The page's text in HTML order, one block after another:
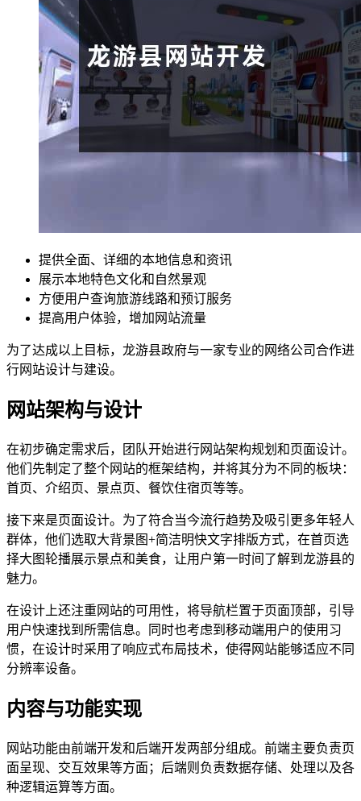
提供全面、详细的本地信息和资讯
展示本地特色文化和自然景观
方便用户查询旅游线路和预订服务
提高用户体验，增加网站流量
为了达成以上目标，龙游县政府与一家专业的网络公司合作进
行网站设计与建设。
网站架构与设计
在初步确定需求后，团队开始进行网站架构规划和页面设计。
他们先制定了整个网站的框架结构，并将其分为不同的板块：
首页、介绍页、景点页、餐饮住宿页等等。
接下来是页面设计。为了符合当今流行趋势及吸引更多年轻人
群体，他们选取大背景图+简洁明快文字排版方式，在首页选
择大图轮播展示景点和美食，让用户第一时间了解到龙游县的
魅力。
在设计上还注重网站的可用性，将导航栏置于页面顶部，引导
用户快速找到所需信息。同时也考虑到移动端用户的使用习
惯，在设计时采用了响应式布局技术，使得网站能够适应不同
分辨率设备。
内容与功能实现
网站功能由前端开发和后端开发两部分组成。前端主要负责页
面呈现、交互效果等方面；后端则负责数据存储、处理以及各
种逻辑运算等方面。